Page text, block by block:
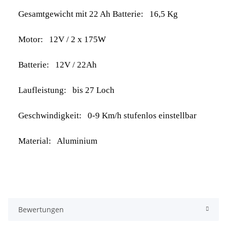
Gesamtgewicht mit 22 Ah Batterie: 16,5 Kg
Motor: 12V / 2 x 175W
Batterie: 12V / 22Ah
Laufleistung: bis 27 Loch
Geschwindigkeit: 0-9 Km/h stufenlos einstellbar
Material: Aluminium
Bewertungen